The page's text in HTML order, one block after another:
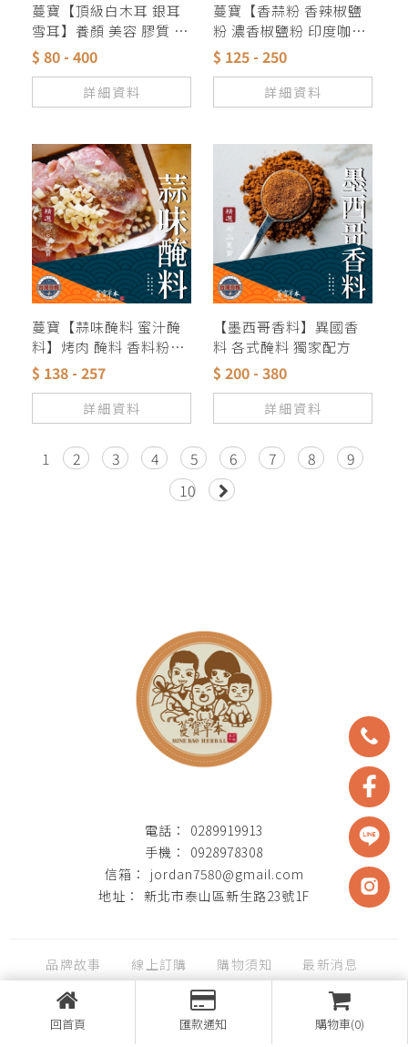
蔓寶【頂級白木耳 銀耳
雪耳】養顏 美容 膠質 黃
大花 夏天甜品
$ 80 - 400
詳細資料
蔓寶【香蒜粉 香辣椒鹽
粉 濃香椒鹽粉 印度咖哩
粉 甘草粉】各式料理香
料粉類湯底 獨家配方
$ 125 - 250
詳細資料
蔓寶【蒜味醃料 蜜汁醃
料】烤肉 醃料 香料粉獨
家配方
$ 138 - 257
詳細資料
【墨西哥香料】異國香
料 各式醃料 獨家配方
$ 200 - 380
詳細資料
1 2 3 4 5 6 7 8
9
10
回首頁 匯款通知 購物車(0)
0289919913
0928978308
jordan7580@gmail.com
新北市泰山區新生路23號1F
品牌故事 線上訂購 購物須知
最新消息
聯絡我們
台北乾貨批發 台北中藥材批發 台北辛香料批發
中藥食材批發